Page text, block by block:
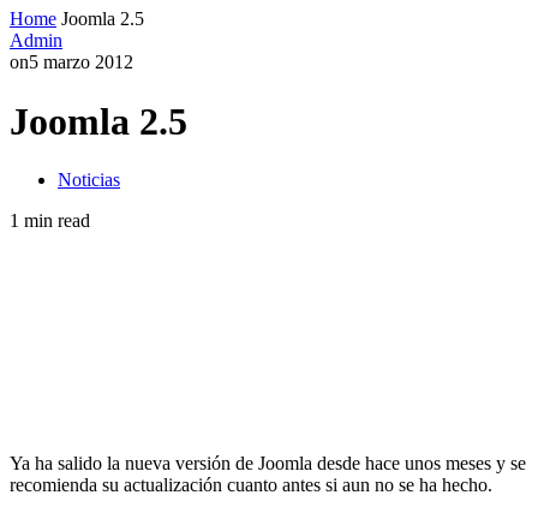
Home Joomla 2.5
Admin
on5 marzo 2012
Joomla 2.5
Noticias
1 min read
Ya ha salido la nueva versión de Joomla desde hace unos meses y se
recomienda su actualización cuanto antes si aun no se ha hecho.